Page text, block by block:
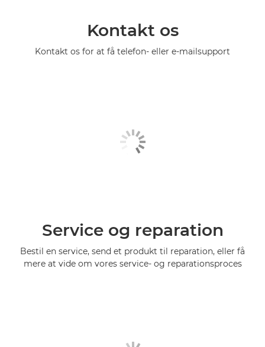
Kontakt os
Kontakt os for at få telefon- eller e-mailsupport
Service og reparation
Bestil en service, send et produkt til reparation, eller få
mere at vide om vores service- og reparationsproces